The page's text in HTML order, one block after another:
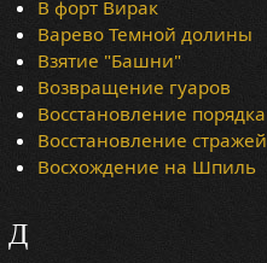
В форт Вирак
Варево Темной долины
Взятие "Башни"
Возвращение гуаров
Восстановление порядка
Восстановление стражей
Восхождение на Шпиль
Д